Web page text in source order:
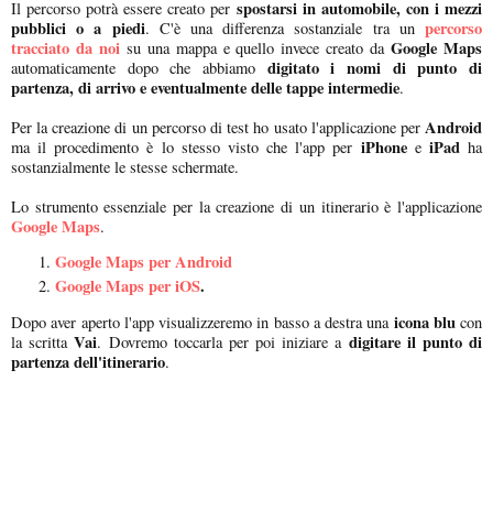
Il percorso potrà essere creato per spostarsi in automobile, con i mezzi
pubblici o a piedi. C'è una differenza sostanziale tra unpercorso
tracciato da noisu una mappa e quello invece creato daGoogle Maps
automaticamente dopo che abbiamo digitato i nomi di punto di
partenza, di arrivo e eventualmente delle tappe intermedie.
Per la creazione di un percorso di test ho usato l'applicazione perAndroid
ma il procedimento è lo stesso visto che l'app per iPhoneeiPadha
sostanzialmente le stesse schermate.
Lo strumento essenziale per la creazione di un itinerario è l'applicazione
Google Maps.
Google Maps per Android
Google Maps per iOS.
Dopo aver aperto l'app visualizzeremo in basso a destra unaicona blucon
la scrittaVai. Dovremo toccarla per poi iniziare adigitare il punto di
partenza dell'itinerario.